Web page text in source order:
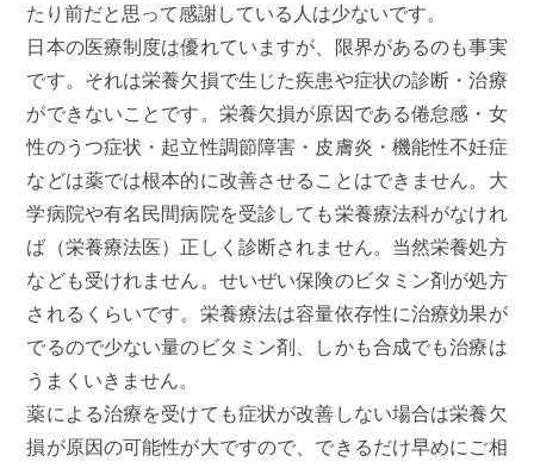
たり前だと思って感謝している人は少ないです。
日本の医療制度は優れていますが、限界があるのも事実
です。それは栄養欠損で生じた疾患や症状の診断・治療
ができないことです。栄養欠損が原因である倦怠感・女
性のうつ症状・起立性調節障害・皮膚炎・機能性不妊症
などは薬では根本的に改善させることはできません。大
学病院や有名民間病院を受診しても栄養療法科がなけれ
ば（栄養療法医）正しく診断されません。当然栄養処方
なども受けれません。せいぜい保険のビタミン剤が処方
されるくらいです。栄養療法は容量依存性に治療効果が
でるので少ない量のビタミン剤、しかも合成でも治療は
うまくいきません。
薬による治療を受けても症状が改善しない場合は栄養欠
損が原因の可能性が大ですので、できるだけ早めにご相